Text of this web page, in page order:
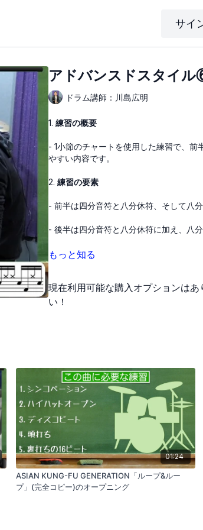
サイ
アドバンスドスタイ
ドラム講師：川島広明
1.練習の概要
- 1小節のチャートを使用した練習で、
やすい内容です。
2.練習の要素
- 前半は四分音符と八分休符、そして八
- 後半は四分音符と八分休符に加え、八分
3. 詳細な解説
- 後半では前半と同じリズムパターンを維
5.練習時のポイント
- 練習中は必ず「拍の頭」を意識しなが
この内容は、リズムや構成を理解しなが
当てています。
もっと知る
現在利用可能な購入オプションは
い！
01:24
ASIAN KUNG-FU GENERATION「ループ&ルー
プ」(完全コピー)のオープニング